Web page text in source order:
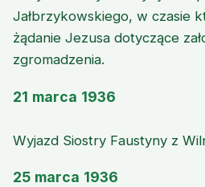
Jałbrzykowskiego, w czasie
żądanie Jezusa dotyczące
zgromadzenia.
21 marca 1936
Wyjazd Siostry Faustyny z
25 marca 1936